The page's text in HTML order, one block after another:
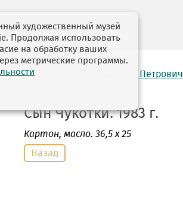
автор: Рыбкин Анатолий Петрович
Сын Чукотки. 1983 г.
Картон, масло. 36,5 х 25
Назад
художественный музей
Продолжая использовать
на обработку ваших
метрические программы.